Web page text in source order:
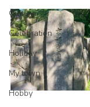
Culture
Celebration
Holiday
My town
Hobby